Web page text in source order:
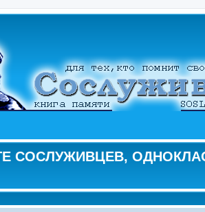
СОСЛУЖИВЦЕВ,